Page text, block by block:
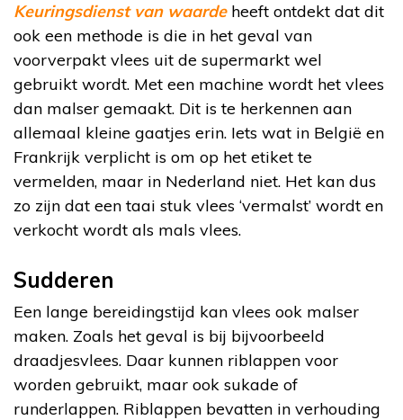
Keuringsdienst van waardeheeft ontdekt dat dit
ook een methode is die in het geval van
voorverpakt vlees uit de supermarkt wel
gebruikt wordt. Met een machine wordt het vlees
dan malser gemaakt. Dit is te herkennen aan
allemaal kleine gaatjes erin. Iets wat in België en
Frankrijk verplicht is om op het etiket te
vermelden, maar in Nederland niet. Het kan dus
zo zijn dat een taai stuk vlees ‘vermalst’ wordt en
verkocht wordt als mals vlees.
Sudderen
Een lange bereidingstijd kan vlees ook malser
maken. Zoals het geval is bij bijvoorbeeld
draadjesvlees. Daar kunnen riblappen voor
worden gebruikt, maar ook sukade of
runderlappen. Riblappen bevatten in verhouding